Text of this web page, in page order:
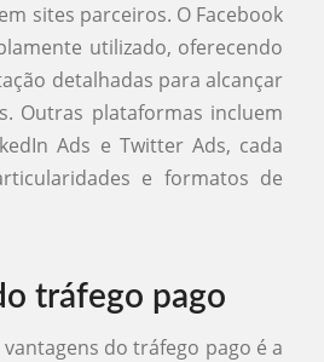
sites parceiros. O Facebook
utilizado, oferecendo
detalhadas para alcançar
Outras plataformas incluem
Ads e Twitter Ads, cada
e formatos de
tráfego pago
do tráfego pago é a